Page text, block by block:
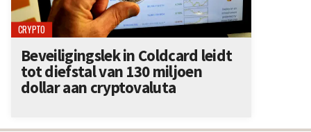
CRYPTO
Beveiligingslek in Coldcard leidt
tot diefstal van 130 miljoen
dollar aan cryptovaluta